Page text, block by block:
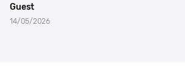
Guest
14/05/2026